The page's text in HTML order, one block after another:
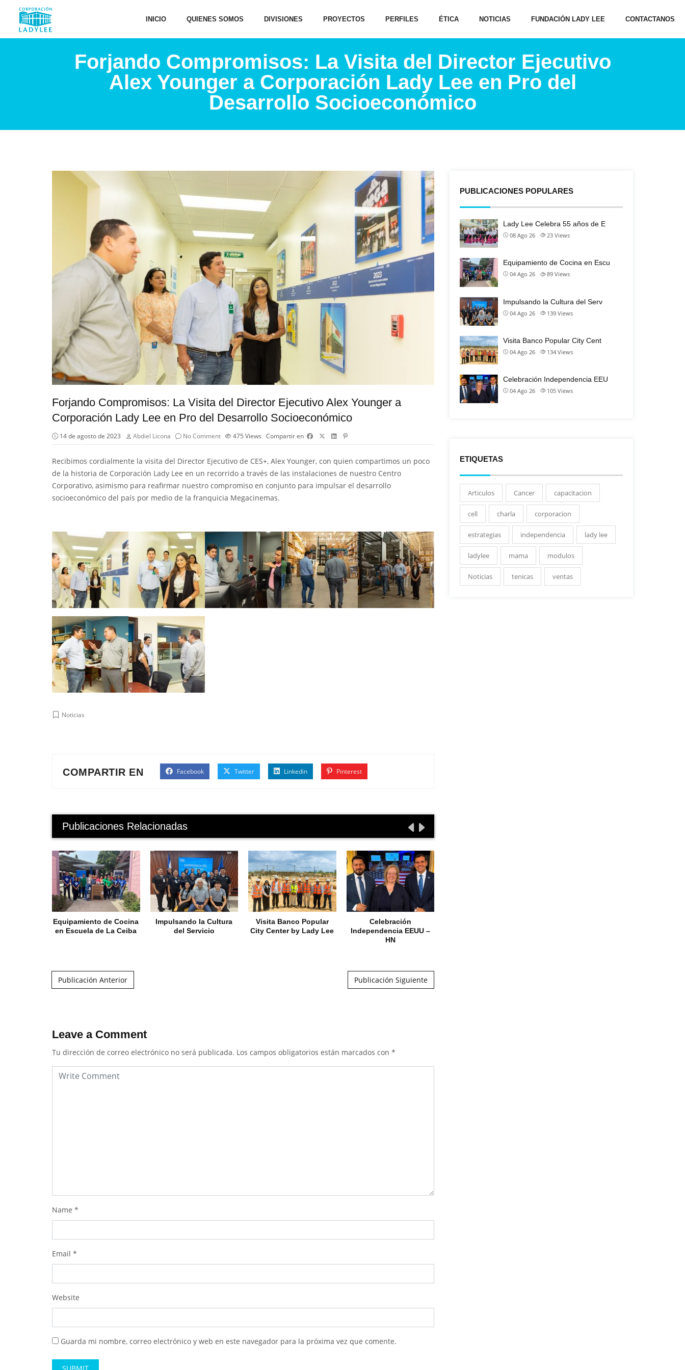
INICIO QUIENES SOMOS DIVISIONES PROYECTOS PERFILES ÉTICA NOTICIAS FUNDACIÓN LADY LEE CONTACTANOS
Forjando Compromisos: La Visita del Director Ejecutivo
Alex Younger a Corporación Lady Lee en Pro del
Desarrollo Socioeconómico
Forjando Compromisos: La Visita del Director Ejecutivo Alex Younger a
Corporación Lady Lee en Pro del Desarrollo Socioeconómico
14 de agosto de 2023 Abdiel Licona No Comment 475 Views Compartir en
Recibimos cordialmente la visita del Director Ejecutivo de CES+, Alex Younger, con quien compartimos un poco
de la historia de Corporación Lady Lee en un recorrido a través de las instalaciones de nuestro Centro
Corporativo, asimismo para reafirmar nuestro compromiso en conjunto para impulsar el desarrollo
socioeconómico del país por medio de la franquicia Megacinemas.
Noticias
COMPARTIR EN Facebook Twitter Linkedin Pinterest
Publicaciones Relacionadas
Equipamiento de Cocina
en Escuela de La Ceiba
Impulsando la Cultura
del Servicio
Visita Banco Popular
City Center by Lady Lee
Celebración
Independencia EEUU –
HN
Publicación Anterior Publicación Siguiente
Leave a Comment
Tu dirección de correo electrónico no será publicada. Los campos obligatorios están marcados con *
Name *
Email *
Website
Guarda mi nombre, correo electrónico y web en este navegador para la próxima vez que comente.
PUBLICACIONES POPULARES
Lady Lee Celebra 55 años de E
08 Ago 26 23 Views
Equipamiento de Cocina en Escu
04 Ago 26 89 Views
Impulsando la Cultura del Serv
04 Ago 26 139 Views
Visita Banco Popular City Cent
04 Ago 26 134 Views
Celebración Independencia EEU
04 Ago 26 105 Views
ETIQUETAS
Articulos Cancer capacitacion
cell charla corporacion
estrategias independencia lady lee
ladylee mama modulos
Noticias tenicas ventas